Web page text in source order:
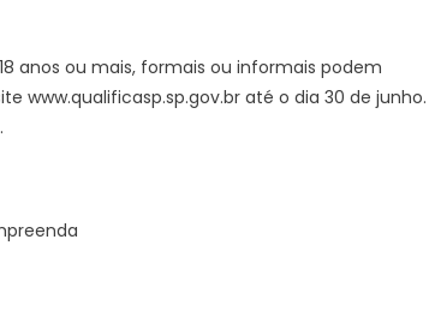
anos ou mais, formais ou informais podem
www.qualificasp.sp.gov.br até o dia 30 de junho.